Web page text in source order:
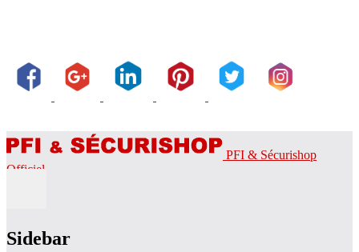
PFI & Sécurishop
Officiel
Sidebar